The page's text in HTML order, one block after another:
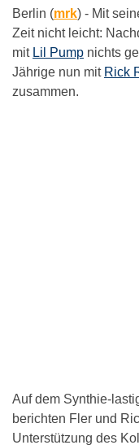
Berlin (mrk) - Mit
Zeit nicht leicht:
mit Lil Pump nichts
Jährige nun mit Rick
zusammen.
Auf dem Synthie-
berichten Fler und
Unterstützung des